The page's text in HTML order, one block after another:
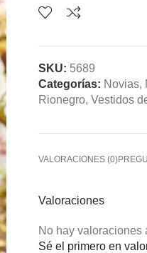
SKU: 5689
Categorías: Novias,
Rionegro, Vestidos
VALORACIONES (0)
Valoraciones
No hay valoraciones
Sé el primero en